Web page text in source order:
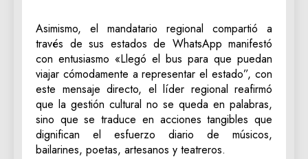
‎Asimismo, el mandatario regional compartió a
través de sus estados de WhatsApp manifestó
con entusiasmo «Llegó el bus para que puedan
viajar cómodamente a representar el estado”, con
este mensaje directo, el líder regional reafirmó
que la gestión cultural no se queda en palabras,
sino que se traduce en acciones tangibles que
dignifican el esfuerzo diario de músicos,
bailarines, poetas, artesanos y teatreros.